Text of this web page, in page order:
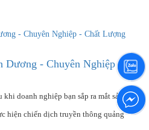
Dương - Chuyên Nghiệp -
doanh nghiệp bạn sắp ra mắt sản
hiện chiến dịch truyền thông quảng